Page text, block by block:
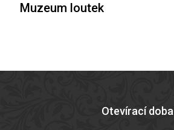
Muzeum loutek
Otevírací doba